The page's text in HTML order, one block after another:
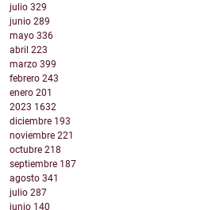
julio 329
junio 289
mayo 336
abril 223
marzo 399
febrero 243
enero 201
2023 1632
diciembre 193
noviembre 221
octubre 218
septiembre 187
agosto 341
julio 287
junio 140